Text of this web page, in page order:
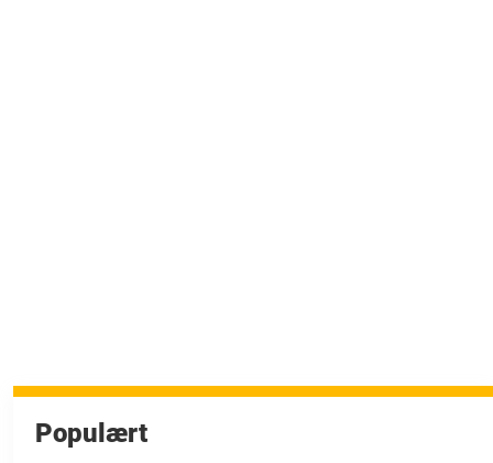
Populært